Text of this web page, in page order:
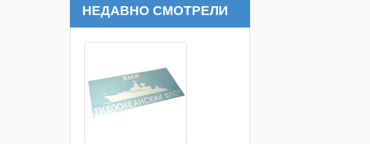
НЕДАВНО СМОТРЕЛИ